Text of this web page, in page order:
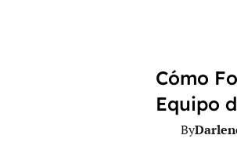
Cómo
Equipo
By